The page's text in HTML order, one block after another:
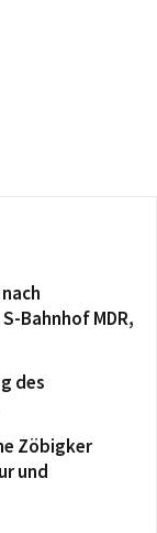
Bahnhof MDR,
des
Zöbigker
und